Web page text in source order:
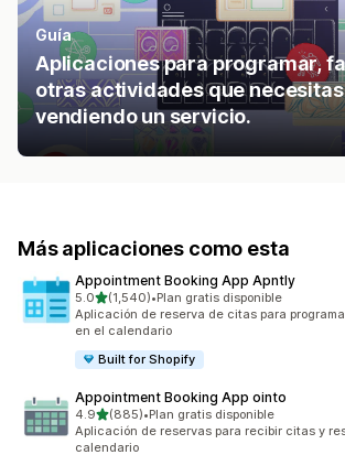
Guía
Aplicaciones para programar,
otras actividades que
vendiendo un servicio.
Más aplicaciones como esta
Appointment Booking App Apntly
5.0de 5 estrellas
(1,540)
1540 reseñas en total
•Plan gratis disponible
Aplicación de reserva de citas para
en el calendario
Built for Shopify
Appointment Booking App ointo
4.9de 5 estrellas
(885)
885 reseñas en total
•Plan gratis disponible
Aplicación de reservas para recibir citas y
calendario